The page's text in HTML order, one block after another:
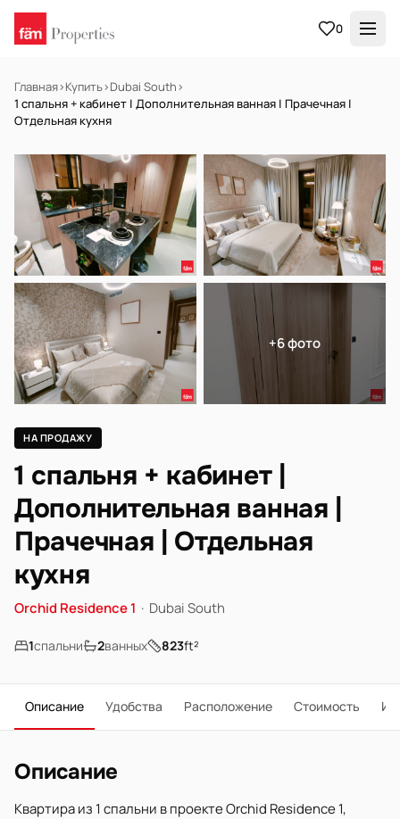
0
Главная›Купить›Dubai South›
1 спальня + кабинет | Дополнительная ванная | Прачечная |
Отдельная кухня
НА ПРОДАЖУ Off-plan
+6 фото
НА ПРОДАЖУ
1 спальня + кабинет |
Дополнительная ванная |
Прачечная | Отдельная
кухня
Orchid Residence 1 · Dubai South
1спальни 2ванных 823ft²
Описание Удобства Расположение Стоимость
Описание
Квартира из 1 спальни в проекте Orchid Residence 1,